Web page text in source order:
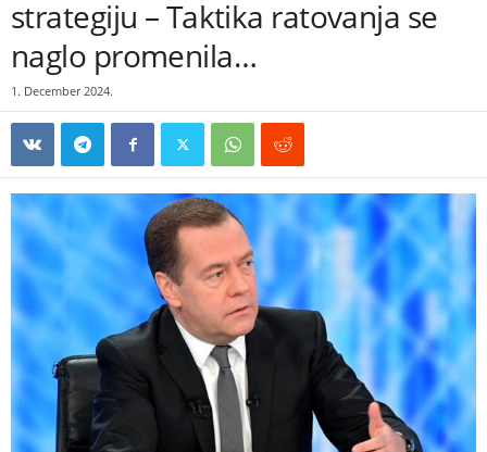
strategiju – Taktika ratovanja se
naglo promenila…
1. December 2024.